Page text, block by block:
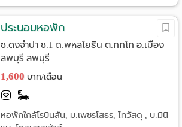
ประนอมหอพัก
ซ.ดงจำปา ซ.1 ถ.พหลโยธิน ต.กกโก อ.เมือง
ลพบุรี ลพบุรี
1,600 บาท/เดือน
หอพักใกล้โรบินสัน, ม.เพชรโสธร, ไทวัสดุ , บ.มินิ